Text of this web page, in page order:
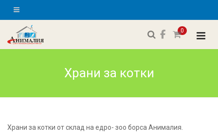
0
Храни за котки
Храни за котки от склад на едро- зоо борса Анималия.